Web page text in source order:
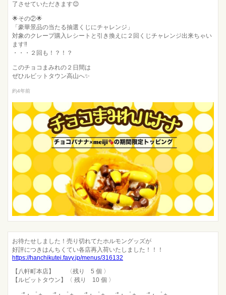
了させていただきます😊
🌟その②🌟
「豪華景品の当たる抽選くじにチャレンジ」
対象のクレープ購入レシートと引き換えに２回くじチャレンジ出来ちゃい
ます‼️
・・・２回も！？！？
このチョコまみれの２日間は
ぜひルビットタウン高山へ✨
約4年前
お待たせしました！売り切れてたホルモングッズが
好評につきはんちくてい各店再入荷いたしました！！！
https://hanchikutei.favy.jp/menus/316132
【八軒町本店】 〈残り 5 個 〉
【ルビットタウン】〈 残り 10 個 〉